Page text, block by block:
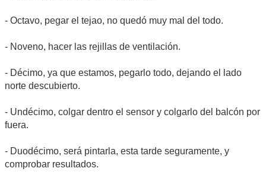
- Octavo, pegar el tejao, no quedó muy mal del todo.
- Noveno, hacer las rejillas de ventilación.
- Décimo, ya que estamos, pegarlo todo, dejando el lado
norte descubierto.
- Undécimo, colgar dentro el sensor y colgarlo del balcón por
fuera.
- Duodécimo, será pintarla, esta tarde seguramente, y
comprobar resultados.